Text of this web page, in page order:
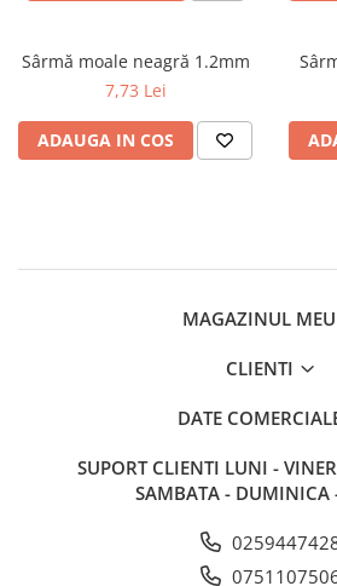
Sârmă moale neagră 1.2mm
7,73 Lei
ADAUGA IN COS
MAGAZINUL MEU
CLIENTI
DATE
SUPORT CLIENTI LUNI -
SAMBATA - DUMINICA